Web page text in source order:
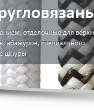
отделочные для
абажуров, специального
шнуры